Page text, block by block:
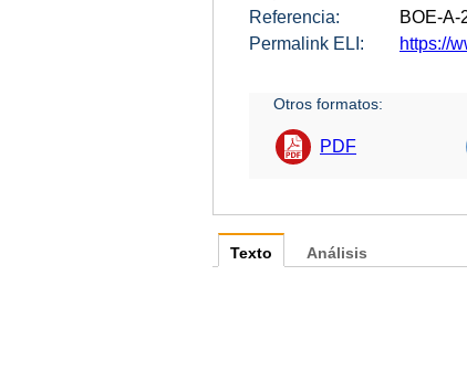
Referencia:
BOE-A-
Permalink ELI:
https://
Otros formatos:
PDF
Texto Análisis